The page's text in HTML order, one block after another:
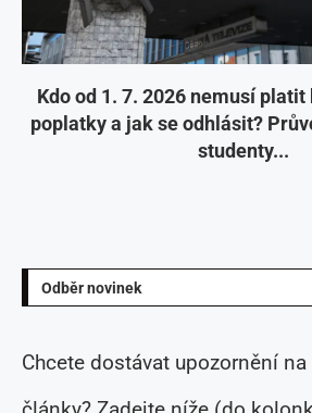
Kdo od 1. 7. 2026 nemusí
poplatky a jak se odhlásit?
studenty...
Odběr novinek
Chcete dostávat upozornění